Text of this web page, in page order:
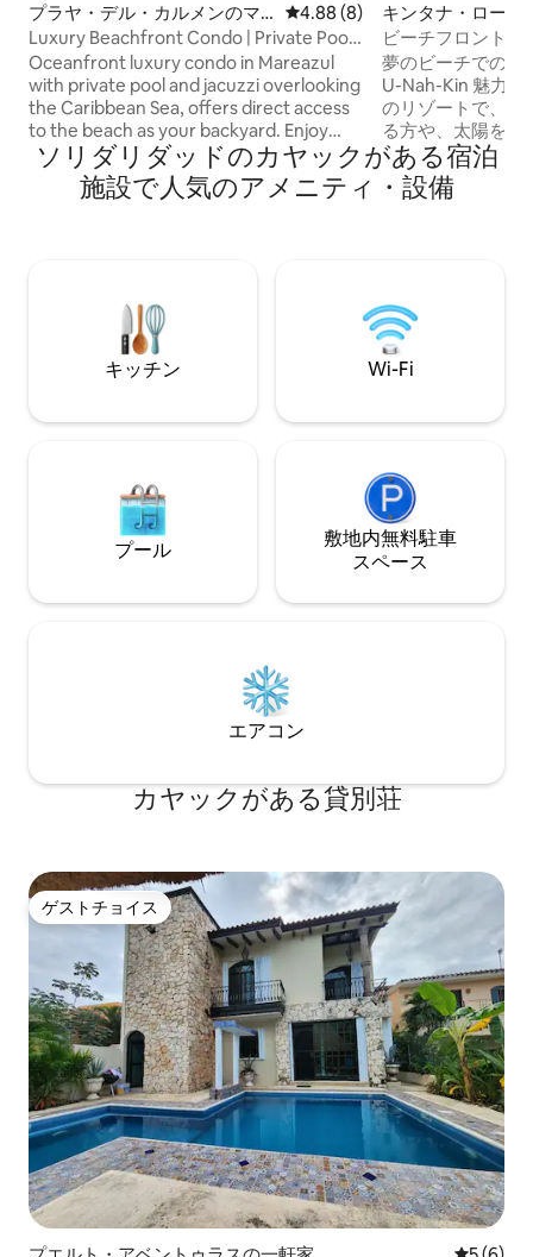
プラヤ・デル・カルメンのマ
ンション・アパート
レビュー8件、5つ星中4.88つ
4.88 (8)
Luxury Beachfront Condo | Private Pool
& Jacuzzi
Oceanfront luxury condo in Mareazul
with private pool and jacuzzi overlooking
the Caribbean Sea, offers direct access
to the beach as your backyard. Enjoy
golden sunrises from your private
terrace and fall asleep to the waves.
Resort amenities include infinity pool,
Personalized concierge service ✔
Restaurant & activity recommendations
キンタナ・ローの
アム
ビーチフロント 2
アクマル長期滞在
夢のビーチでのん
U-Nah-Kin 魅力あ
のリゾートで、思
る方や、太陽を求
ンされたリゾート
う。 • ビーチフロントの最高のロケーシ
ョン • 直前予約
居心地の良いベラ
ーチサイドの特典
ンジチェア • ビー
水遊びのおもちゃ
ソリダリダッドのカヤックがある宿泊
施設で人気のアメニティ・設備
キッチン Wi-Fi
プール
敷地内無料駐⁠車
ス⁠ペ⁠ー⁠ス
エアコン
カヤックがある貸別荘
ゲストチョイス
ゲストチョイス